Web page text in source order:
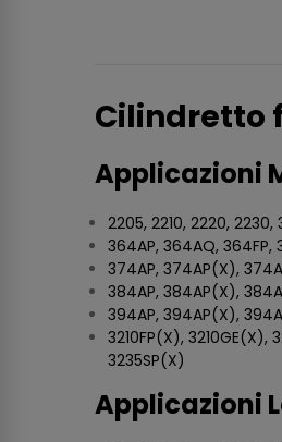
Cilindretto
Applicazioni
2205, 2210, 2220,
364AP, 364AQ, 364FP,
374AP, 374AP(X),
384AP, 384AP(X),
394AP, 394AP(X),
3210FP(X), 3210GE(X),
3235SP(X)
Applicazioni